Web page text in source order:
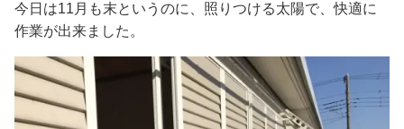
今日は11月も末というのに、照りつける太陽で、快適に
作業が出来ました。